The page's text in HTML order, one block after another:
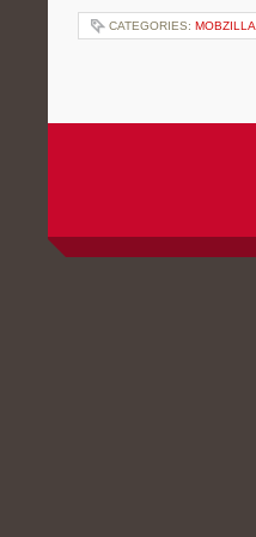
CATEGORIES: MOBZILLA